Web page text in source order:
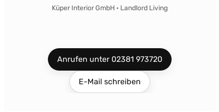
Küper Interior GmbH · Landlord Living
Anrufen unter 02381 973720
E-Mail schreiben